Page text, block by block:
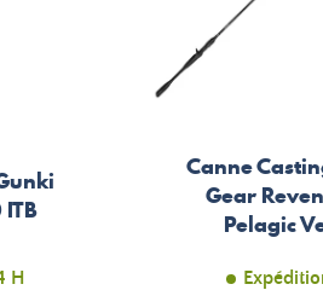
H
Canne
Gear
Pelagic